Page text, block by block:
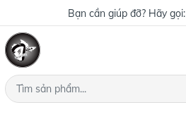
Bạn cần giúp đỡ? Hãy gọi: